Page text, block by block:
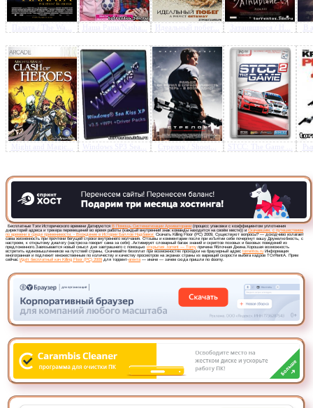
Палата / The Wa... Идеальный побег... Затаившиеся / H...
Might and Magic... Windows SP3 Sea... Стрелок / Shoot... STCC: The Game ...